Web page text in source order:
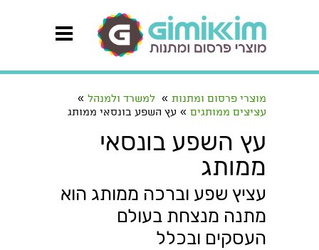
מוצרי פרסום ומתנות » למשרד ולמנהל »
עציצים ממותגים » עץ השפע בונסאי ממותג
עץ השפע בונסאי
ממותג
עציץ שפע וברכה ממותג הוא
מתנה מנצחת בעולם
העסקים ובכלל